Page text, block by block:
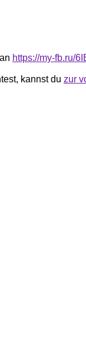
https://my-fb.ru/
kannst du zur